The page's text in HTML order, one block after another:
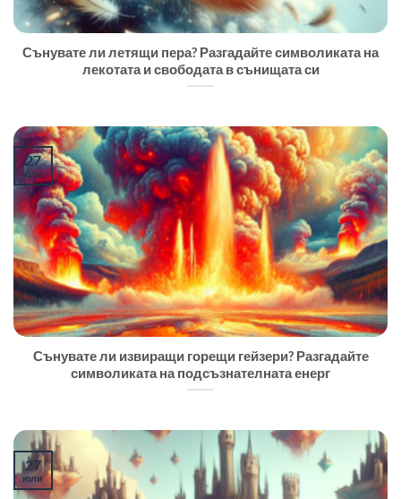
Сънувате ли летящи пера? Разгадайте символиката на
лекотата и свободата в сънищата си
Сънувате ли извиращи горещи гейзери? Разгадайте
символиката на подсъзнателната енерг
27
юли
27
юли